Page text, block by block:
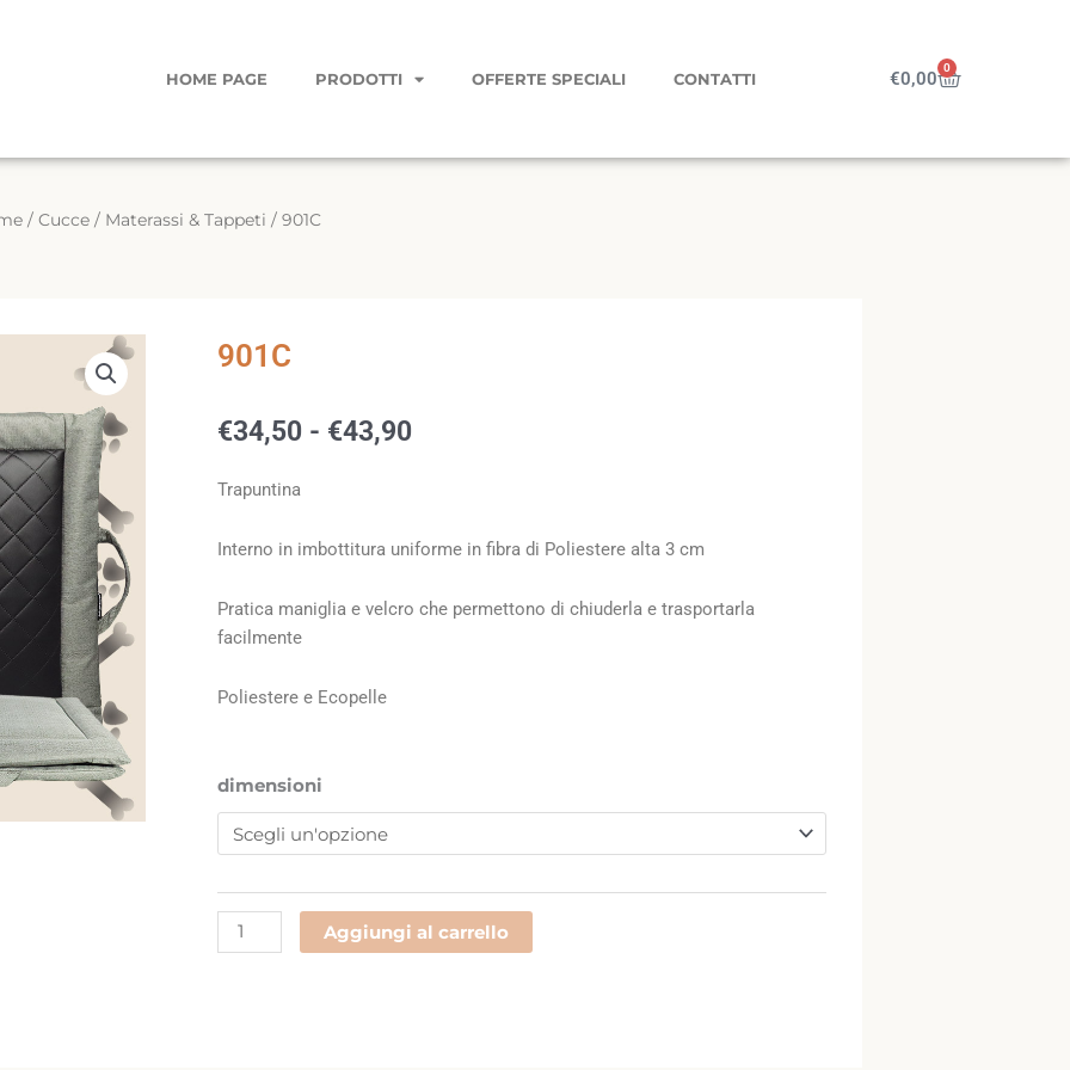
HOME PAGE PRODOTTI OFFERTE SPECIALI CONTATTI €0,00 0
Carrello
/ Cucce/ Materassi & Tappeti / 901C
901C
€34,50 - €43,90
€34,50
€43,90
Trapuntina
Interno in imbottitura uniforme in fibra di Poliestere alta 3 cm
Pratica maniglia e velcro che permettono di chiuderla e trasportarla
facilmente
Poliestere e Ecopelle
dimensioni
901C
quantità
Aggiungi al carrello